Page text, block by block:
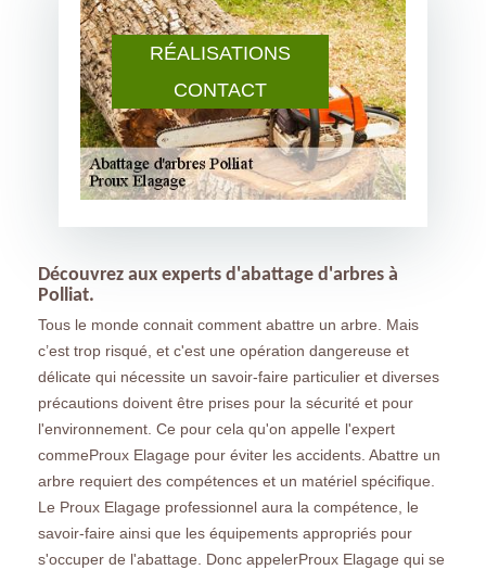
RÉALISATIONS
CONTACT
Découvrez aux experts d'abattage d'arbres à
Polliat.
Tous le monde connait comment abattre un arbre. Mais
c’est trop risqué, et c'est une opération dangereuse et
délicate qui nécessite un savoir-faire particulier et diverses
précautions doivent être prises pour la sécurité et pour
l'environnement. Ce pour cela qu'on appelle l'expert
commeProux Elagage pour éviter les accidents. Abattre un
arbre requiert des compétences et un matériel spécifique.
Le Proux Elagage professionnel aura la compétence, le
savoir-faire ainsi que les équipements appropriés pour
s'occuper de l'abattage. Donc appelerProux Elagage qui se